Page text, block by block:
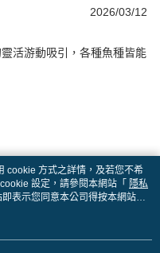
2026/03/12
活游動吸引，各種魚種皆能
cookie 方式之詳情，及若您不希
設定，請參閱本網站「 隱私
表示您同意本公司得按本網站使